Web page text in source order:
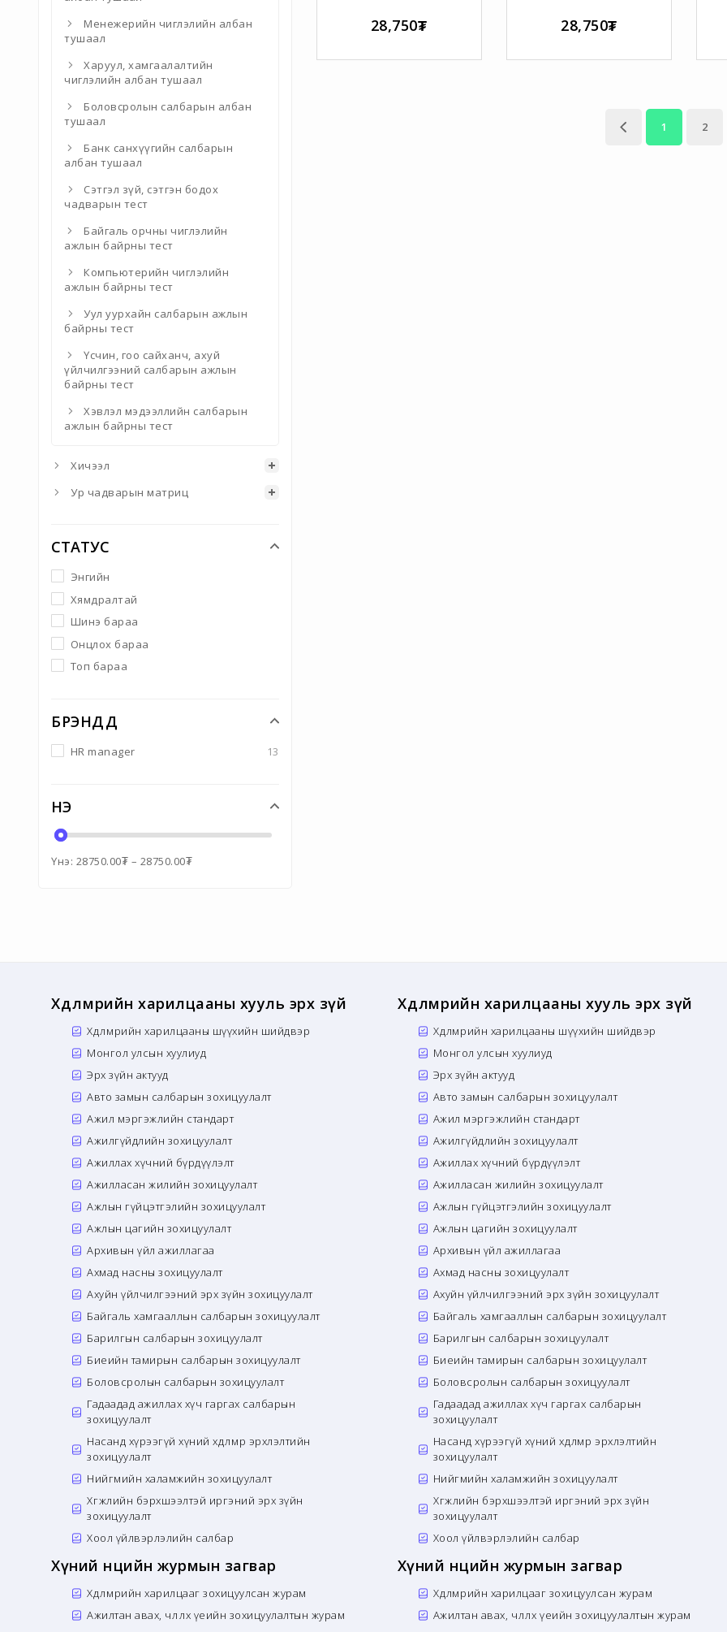
Менежерийн чиглэлийн албан
тушаал
Харуул, хамгаалалтийн
чиглэлийн албан тушаал
Боловсролын салбарын албан
тушаал
Банк санхүүгийн салбарын
албан тушаал
Сэтгэл зүй, сэтгэн бодох
чадварын тест
Байгаль орчны чиглэлийн
ажлын байрны тест
Компьютерийн чиглэлийн
ажлын байрны тест
Уул уурхайн салбарын ажлын
байрны тест
Үсчин, гоо сайханч, ахуй
үйлчилгээний салбарын ажлын
байрны тест
Хэвлэл мэдээллийн салбарын
ажлын байрны тест
Хичээл
Ур чадварын матриц
СТАТУС
Энгийн
Хямдралтай
Шинэ бараа
Онцлох бараа
Топ бараа
БРЭНДҮҮД
HR manager 13
ҮНЭ
Үнэ: 28750.00₮ – 28750.00₮
28,750₮ 28,750₮
1 2
Хөдөлмөрийн харилцааны хууль эрх зүй
Хөдөлмөрийн харилцааны шүүхийн шийдвэр
Монгол улсын хуулиуд
Эрх зүйн актууд
Авто замын салбарын зохицуулалт
Ажил мэргэжлийн стандарт
Ажилгүйдлийн зохицуулалт
Ажиллах хүчний бүрдүүлэлт
Ажилласан жилийн зохицуулалт
Ажлын гүйцэтгэлийн зохицуулалт
Ажлын цагийн зохицуулалт
Архивын үйл ажиллагаа
Ахмад насны зохицуулалт
Ахуйн үйлчилгээний эрх зүйн зохицуулалт
Байгаль хамгааллын салбарын зохицуулалт
Барилгын салбарын зохицуулалт
Биеийн тамирын салбарын зохицуулалт
Боловсролын салбарын зохицуулалт
Гадаадад ажиллах хүч гаргах салбарын
зохицуулалт
Насанд хүрээгүй хүний хөдөлмөр эрхлэлтийн
зохицуулалт
Нийгмийн халамжийн зохицуулалт
Хөгжлийн бэрхшээлтэй иргэний эрх зүйн
зохицуулалт
Хоол үйлвэрлэлийн салбар
Хүний нөөцийн журмын загвар
Хөдөлмөрийн харилцааг зохицуулсан журам
Ажилтан авах, чөлөөлөх үеийн зохицуулалтын журам
Хөдөлмөрийн харилцааны хууль эрх зүй
Хөдөлмөрийн харилцааны шүүхийн шийдвэр
Монгол улсын хуулиуд
Эрх зүйн актууд
Авто замын салбарын зохицуулалт
Ажил мэргэжлийн стандарт
Ажилгүйдлийн зохицуулалт
Ажиллах хүчний бүрдүүлэлт
Ажилласан жилийн зохицуулалт
Ажлын гүйцэтгэлийн зохицуулалт
Ажлын цагийн зохицуулалт
Архивын үйл ажиллагаа
Ахмад насны зохицуулалт
Ахуйн үйлчилгээний эрх зүйн зохицуулалт
Байгаль хамгааллын салбарын зохицуулалт
Барилгын салбарын зохицуулалт
Биеийн тамирын салбарын зохицуулалт
Боловсролын салбарын зохицуулалт
Гадаадад ажиллах хүч гаргах салбарын
зохицуулалт
Насанд хүрээгүй хүний хөдөлмөр эрхлэлтийн
зохицуулалт
Нийгмийн халамжийн зохицуулалт
Хөгжлийн бэрхшээлтэй иргэний эрх зүйн
зохицуулалт
Хоол үйлвэрлэлийн салбар
Хүний нөөцийн журмын загвар
Хөдөлмөрийн харилцааг зохицуулсан журам
Ажилтан авах, чөлөөлөх үеийн зохицуулалтын журам